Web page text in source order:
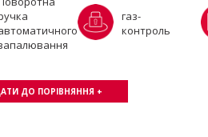
газ-
контроль
ДО ПОРІВНЯННЯ +